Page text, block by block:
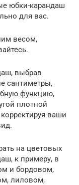
юбки-карандаш
для вас.
весом,
выбрав
сантиметры,
функцию,
плотной
ваши
на цветовых
к примеру, в
и бордовом,
лиловом,